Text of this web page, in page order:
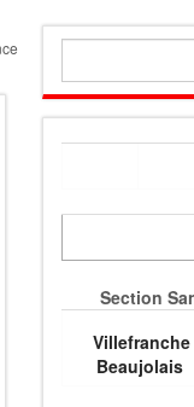
Section
Villefranche
Beaujolais